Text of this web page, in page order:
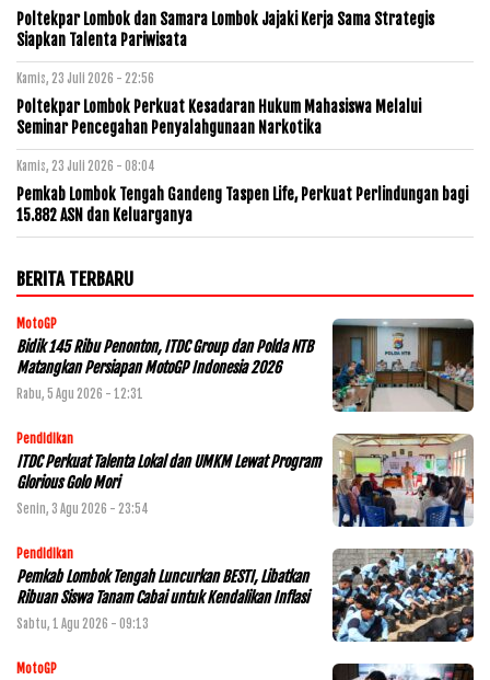
Poltekpar Lombok dan Samara Lombok Jajaki Kerja Sama Strategis
Siapkan Talenta Pariwisata
Kamis, 23 Juli 2026 - 22:56
Poltekpar Lombok Perkuat Kesadaran Hukum Mahasiswa Melalui
Seminar Pencegahan Penyalahgunaan Narkotika
Kamis, 23 Juli 2026 - 08:04
Pemkab Lombok Tengah Gandeng Taspen Life, Perkuat Perlindungan bagi
15.882 ASN dan Keluarganya
BERITA TERBARU
MotoGP
Bidik 145 Ribu Penonton, ITDC Group dan Polda NTB
Matangkan Persiapan MotoGP Indonesia 2026
Rabu, 5 Agu 2026 - 12:31
Pendidikan
ITDC Perkuat Talenta Lokal dan UMKM Lewat Program
Glorious Golo Mori
Senin, 3 Agu 2026 - 23:54
Pendidikan
Pemkab Lombok Tengah Luncurkan BESTI, Libatkan
Ribuan Siswa Tanam Cabai untuk Kendalikan Inflasi
Sabtu, 1 Agu 2026 - 09:13
MotoGP